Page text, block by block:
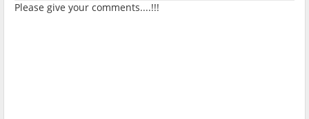
Please give your comments....!!!